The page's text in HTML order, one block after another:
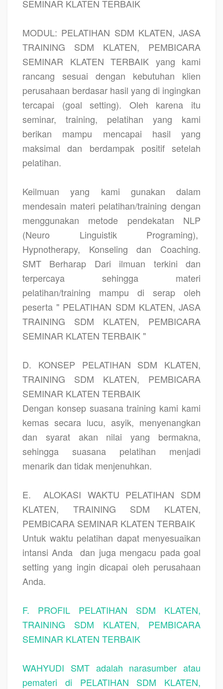
SEMINAR KLATEN TERBAIK
MODUL: PELATIHAN SDM KLATEN, JASA
TRAINING SDM KLATEN, PEMBICARA
SEMINAR KLATEN TERBAIK yang kami
rancang sesuai dengan kebutuhan klien
perusahaan berdasar hasil yang di ingingkan
tercapai (goal setting). Oleh karena itu
seminar, training, pelatihan yang kami
berikan mampu mencapai hasil yang
maksimal dan berdampak positif setelah
pelatihan.
Keilmuan yang kami gunakan dalam
mendesain materi pelatihan/training dengan
menggunakan metode pendekatan NLP
(Neuro Linguistik Programing),
Hypnotherapy, Konseling dan Coaching.
SMT Berharap Dari ilmuan terkini dan
terpercaya sehingga materi
pelatihan/training mampu di serap oleh
peserta " PELATIHAN SDM KLATEN, JASA
TRAINING SDM KLATEN, PEMBICARA
SEMINAR KLATEN TERBAIK "
D. KONSEP PELATIHAN SDM KLATEN,
TRAINING SDM KLATEN, PEMBICARA
SEMINAR KLATEN TERBAIK
Dengan konsep suasana training kami kami
kemas secara lucu, asyik, menyenangkan
dan syarat akan nilai yang bermakna,
sehingga suasana pelatihan menjadi
menarik dan tidak menjenuhkan.
E.
ALOKASI WAKTU PELATIHAN SDM
KLATEN, TRAINING SDM KLATEN,
PEMBICARA SEMINAR KLATEN TERBAIK
Untuk waktu pelatihan dapat menyesuaikan
intansi Anda dan juga mengacu pada goal
setting yang ingin dicapai oleh perusahaan
Anda.
F. PROFIL PELATIHAN SDM KLATEN,
TRAINING SDM KLATEN, PEMBICARA
SEMINAR KLATEN TERBAIK
WAHYUDI SMT adalah narasumber atau
pemateri di PELATIHAN SDM KLATEN,